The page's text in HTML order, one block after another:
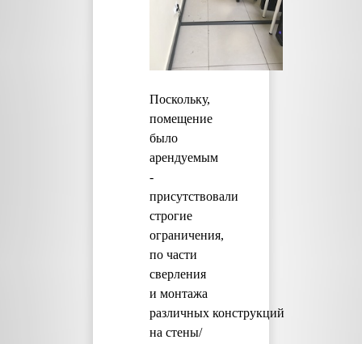
Поскольку,
помещение
было
арендуемым
-
присутствовали
строгие
ограничения,
по части
сверления
и монтажа
различных конструкций
на стены/